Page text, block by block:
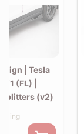
| Tesla
(FL) |
splitters (v2)